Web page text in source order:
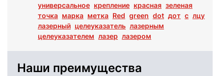
универсальное крепление красная зеленая
точка марка метка Red green dot дот с лцу
лазерный целеуказатель лазерным
целеуказателем лазер лазером
Наши преимущества